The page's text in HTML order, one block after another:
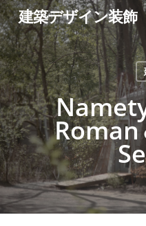
Skip
to
main
content
建築デザイン装飾